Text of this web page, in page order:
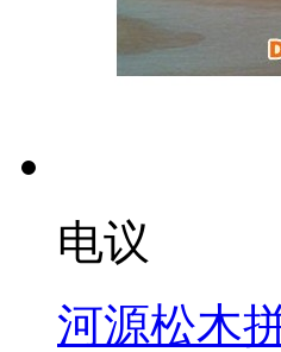
电议
河源松木